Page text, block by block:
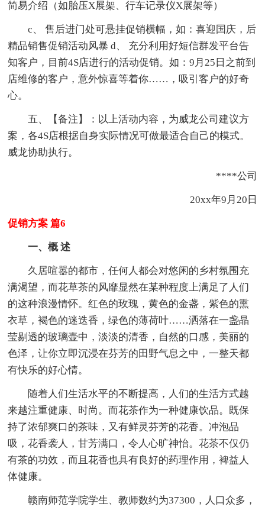
简易介绍（如胎压X展架、行车记录仪X展架等）
c、 售后进门处可悬挂促销横幅，如：喜迎国庆，后
精品销售促销活动风暴 d、 充分利用好短信群发平台告
知客户，目前4S店进行的活动促销。如：9月25日之前到
店维修的客户，意外惊喜等着你……，吸引客户的好奇
心。
五、【备注】：以上活动内容，为威龙公司建议方
案，各4S店根据自身实际情况可做最适合自己的模式。
威龙协助执行。
****公司
20xx年9月20日
促销方案 篇6
一、概 述
久居喧嚣的都市，任何人都会对悠闲的乡村氛围充
满渴望，而花草茶的风靡显然在某种程度上满足了人们
的这种浪漫情怀。红色的玫瑰，黄色的金盏，紫色的熏
衣草，褐色的迷迭香，绿色的薄荷叶……洒落在一盏晶
莹剔透的玻璃壶中，淡淡的清香，自然的口感，美丽的
色泽，让你立即沉浸在芬芳的田野气息之中，一整天都
有快乐的好心情。
随着人们生活水平的不断提高，人们的生活方式越
来越注重健康、时尚。而花茶作为一种健康饮品。既保
持了浓郁爽口的茶味，又有鲜灵芬芳的花香。冲泡品
吸，花香袭人，甘芳满口，令人心旷神怡。花茶不仅仍
有茶的功效，而且花香也具有良好的药理作用，裨益人
体健康。
赣南师范学院学生、教师数约为37300，人口众多，